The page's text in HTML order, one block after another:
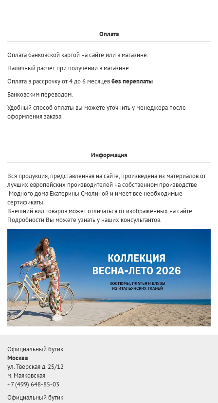
Оплата
Оплата банковской картой на сайте или в магазине.
Наличный расчет при получении в магазине.
Оплата в рассрочку от 4 до 6 месяцевбез переплаты
Банковским переводом.
Удобный способ оплаты вы можете уточнить у менеджера после
оформления заказа.
Информация
Вся продукция, представленная на сайте, произведена из материалов от
лучших европейских производителей на собственном производстве
Модного дома Екатерины Смолиной и имеет все необходимые
сертификаты.
Внешний вид товаров может отличаться от изображенных на сайте.
Подробности Вы можете узнать у наших консультантов.
Официальный бутик
Москва
ул. Тверская д. 25/12
м. Маяковская
+7 (499) 648-85-03
Официальный бутик